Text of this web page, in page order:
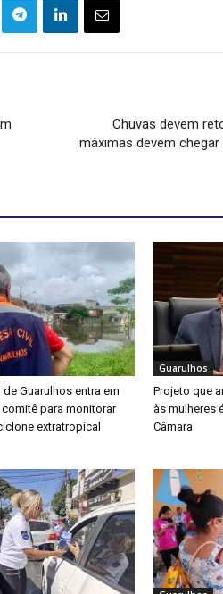
Chuvas devem
máximas devem chegar
de Guarulhos entra em
comitê para monitorar
extratropical
Guarulhos
Projeto que
às mulheres
Câmara